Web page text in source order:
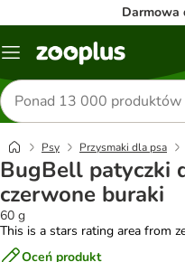
Darmowa
Menu
Szukaj
produktów
Psy Przysmaki dla psa
BugBell patyczki
czerwone buraki
60 g
This is a stars rating area from
Oceń produkt